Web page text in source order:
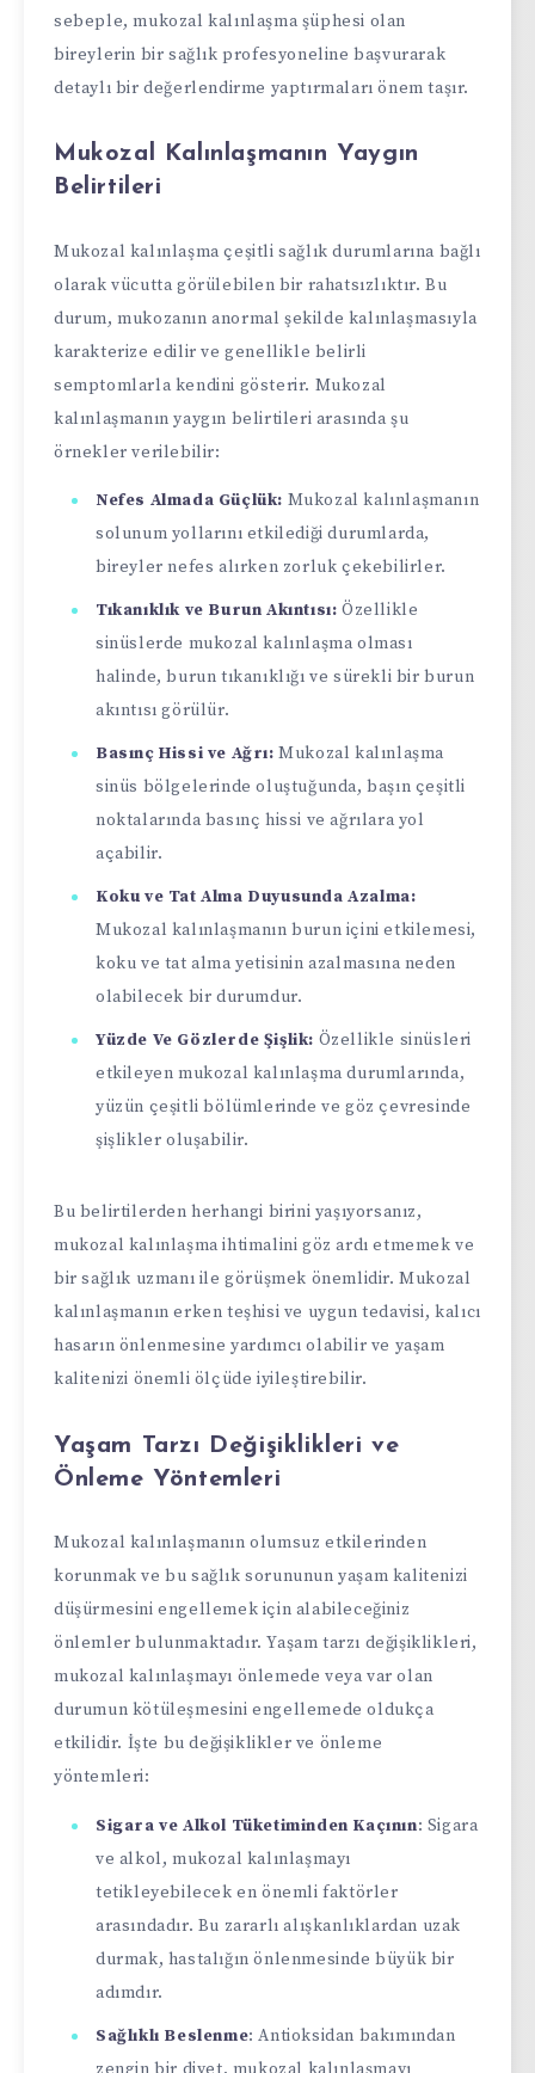
sebeple, mukozal kalınlaşma şüphesi olan
bireylerin bir sağlık profesyoneline başvurarak
detaylı bir değerlendirme yaptırmaları önem taşır.
Mukozal Kalınlaşmanın Yaygın
Belirtileri
Mukozal kalınlaşma çeşitli sağlık durumlarına bağlı
olarak vücutta görülebilen bir rahatsızlıktır. Bu
durum, mukozanın anormal şekilde kalınlaşmasıyla
karakterize edilir ve genellikle belirli
semptomlarla kendini gösterir. Mukozal
kalınlaşmanın yaygın belirtileri arasında şu
örnekler verilebilir:
Nefes Almada Güçlük: Mukozal kalınlaşmanın
solunum yollarını etkilediği durumlarda,
bireyler nefes alırken zorluk çekebilirler.
Tıkanıklık ve Burun Akıntısı: Özellikle
sinüslerde mukozal kalınlaşma olması
halinde, burun tıkanıklığı ve sürekli bir burun
akıntısı görülür.
Basınç Hissi ve Ağrı: Mukozal kalınlaşma
sinüs bölgelerinde oluştuğunda, başın çeşitli
noktalarında basınç hissi ve ağrılara yol
açabilir.
Koku ve Tat Alma Duyusunda Azalma:
Mukozal kalınlaşmanın burun içini etkilemesi,
koku ve tat alma yetisinin azalmasına neden
olabilecek bir durumdur.
Yüzde Ve Gözlerde Şişlik: Özellikle sinüsleri
etkileyen mukozal kalınlaşma durumlarında,
yüzün çeşitli bölümlerinde ve göz çevresinde
şişlikler oluşabilir.
Bu belirtilerden herhangi birini yaşıyorsanız,
mukozal kalınlaşma ihtimalini göz ardı etmemek ve
bir sağlık uzmanı ile görüşmek önemlidir. Mukozal
kalınlaşmanın erken teşhisi ve uygun tedavisi, kalıcı
hasarın önlenmesine yardımcı olabilir ve yaşam
kalitenizi önemli ölçüde iyileştirebilir.
Yaşam Tarzı Değişiklikleri ve
Önleme Yöntemleri
Mukozal kalınlaşmanın olumsuz etkilerinden
korunmak ve bu sağlık sorununun yaşam kalitenizi
düşürmesini engellemek için alabileceğiniz
önlemler bulunmaktadır. Yaşam tarzı değişiklikleri,
mukozal kalınlaşmayı önlemede veya var olan
durumun kötüleşmesini engellemede oldukça
etkilidir. İşte bu değişiklikler ve önleme
yöntemleri:
Sigara ve Alkol Tüketiminden Kaçının: Sigara
ve alkol, mukozal kalınlaşmayı
tetikleyebilecek en önemli faktörler
arasındadır. Bu zararlı alışkanlıklardan uzak
durmak, hastalığın önlenmesinde büyük bir
adımdır.
Sağlıklı Beslenme: Antioksidan bakımından